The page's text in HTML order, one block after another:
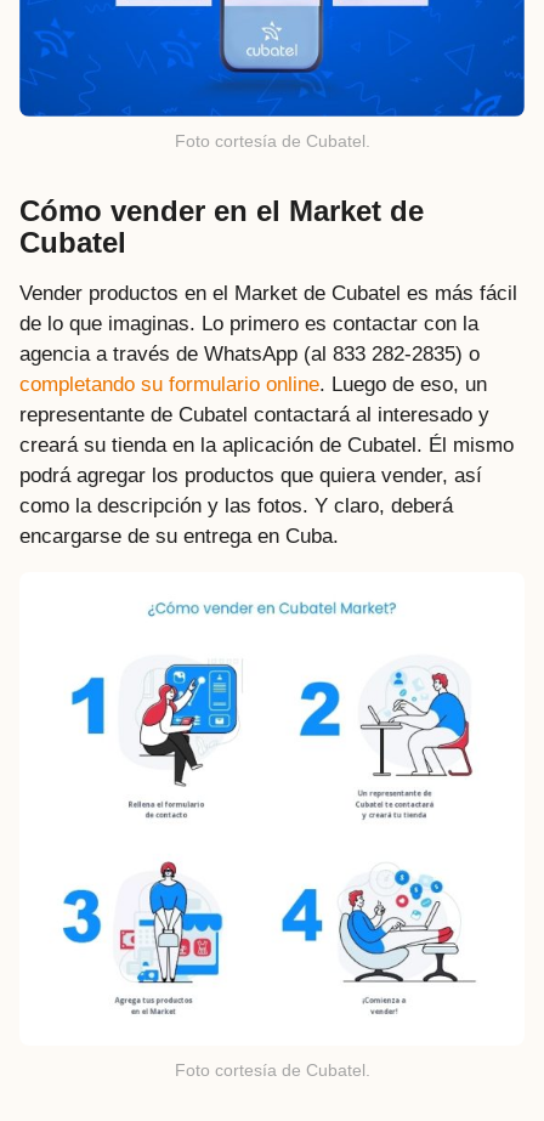
Foto cortesía de Cubatel.
Cómo vender en el Market de
Cubatel
Vender productos en el Market de Cubatel es más fácil
de lo que imaginas. Lo primero es contactar con la
agencia a través de WhatsApp (al 833 282-2835) o
completando su formulario online. Luego de eso, un
representante de Cubatel contactará al interesado y
creará su tienda en la aplicación de Cubatel. Él mismo
podrá agregar los productos que quiera vender, así
como la descripción y las fotos. Y claro, deberá
encargarse de su entrega en Cuba.
Foto cortesía de Cubatel.